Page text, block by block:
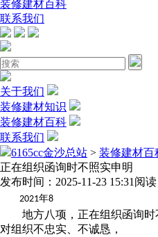
装修建材百科
联系我们
关于我们
装修建材知识
装修建材百科
联系我们
6165cc金沙总站 > 装修建材百
正在组织函询时不照实申明
发布时间：2025-11-23 15:31 阅读
2021年8
地方八项，正在组织函询时不
对组织不忠实、不诚恳，